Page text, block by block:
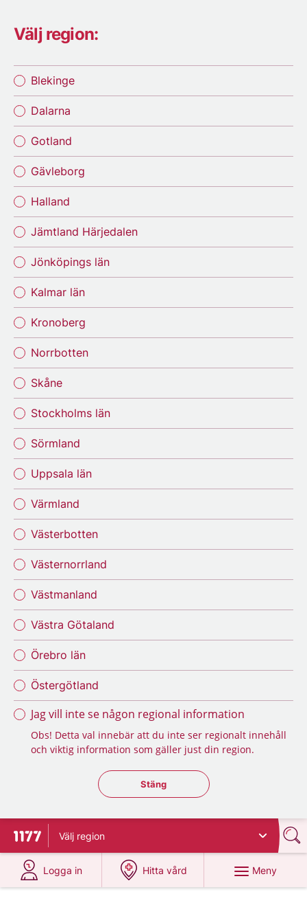
Välj region:
Blekinge
Dalarna
Gotland
Gävleborg
Halland
Jämtland Härjedalen
Jönköpings län
Kalmar län
Kronoberg
Norrbotten
Skåne
Stockholms län
Sörmland
Uppsala län
Värmland
Västerbotten
Västernorrland
Västmanland
Västra Götaland
Örebro län
Östergötland
Jag vill inte se någon regional information
Obs! Detta val innebär att du inte ser regionalt innehåll
och viktig information som gäller just din region.
Stäng regionsväljaren
Stäng
Till startsidan för 1177
Välj region
Logga in
på 1177.se
Hitta vård
på 1177.se
Meny